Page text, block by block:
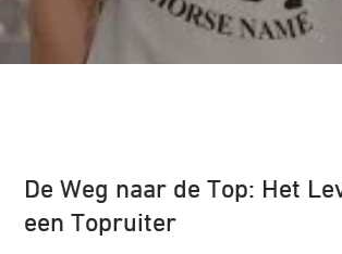
De Weg naar de Top: Het
een Topruiter